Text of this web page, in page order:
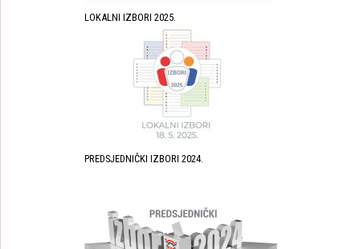
LOKALNI IZBORI 2025.
PREDSJEDNIČKI IZBORI 2024.